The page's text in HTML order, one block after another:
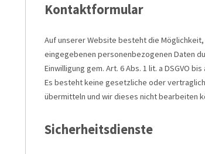
Kontaktformular
Auf unserer Website besteht die
eingegebenen personenbezogenen Daten
Einwilligung gem. Art. 6 Abs. 1 lit. a DSGVO
Es besteht keine gesetzliche oder
übermitteln und wir dieses nicht bearbeiten
Sicherheitsdienste